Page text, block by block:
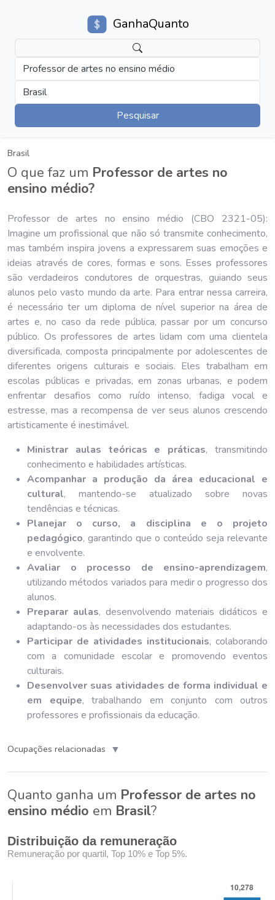
GanhaQuanto
Professor de artes no ensino médio
Brasil
Pesquisar
Brasil
O que faz um Professor de artes no
ensino médio?
Professor de artes no ensino médio (CBO 2321-05):
Imagine um profissional que não só transmite conhecimento,
mas também inspira jovens a expressarem suas emoções e
ideias através de cores, formas e sons. Esses professores
são verdadeiros condutores de orquestras, guiando seus
alunos pelo vasto mundo da arte. Para entrar nessa carreira,
é necessário ter um diploma de nível superior na área de
artes e, no caso da rede pública, passar por um concurso
público. Os professores de artes lidam com uma clientela
diversificada, composta principalmente por adolescentes de
diferentes origens culturais e sociais. Eles trabalham em
escolas públicas e privadas, em zonas urbanas, e podem
enfrentar desafios como ruído intenso, fadiga vocal e
estresse, mas a recompensa de ver seus alunos crescendo
artisticamente é inestimável.
Ministrar aulas teóricas e práticas, transmitindo
conhecimento e habilidades artísticas.
Acompanhar a produção da área educacional e
cultural, mantendo-se atualizado sobre novas
tendências e técnicas.
Planejar o curso, a disciplina e o projeto
pedagógico, garantindo que o conteúdo seja relevante
e envolvente.
Avaliar o processo de ensino-aprendizagem,
utilizando métodos variados para medir o progresso dos
alunos.
Preparar aulas, desenvolvendo materiais didáticos e
adaptando-os às necessidades dos estudantes.
Participar de atividades institucionais, colaborando
com a comunidade escolar e promovendo eventos
culturais.
Desenvolver suas atividades de forma individual e
em equipe, trabalhando em conjunto com outros
professores e profissionais da educação.
Ocupações relacionadas ▼
Quanto ganha um Professor de artes no
ensino médio em Brasil?
Distribuição da remuneração
Remuneração por quartil, Top 10% e Top 5%.